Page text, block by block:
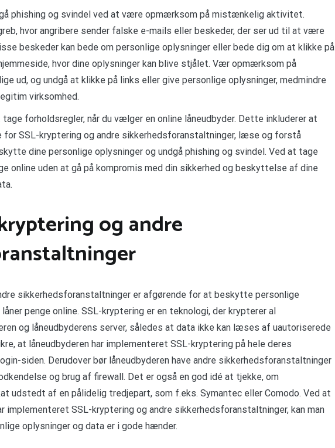
phishing og svindel ved at være opmærksom på mistænkelig aktivitet.
hvor angribere sender falske e-mails eller beskeder, der ser ud til at være
beskeder kan bede om personlige oplysninger eller bede dig om at klikke på
hvor dine oplysninger kan blive stjålet. Vær opmærksom på
ud, og undgå at klikke på links eller give personlige oplysninger, medmindre
virksomhed.
forholdsregler, når du vælger en online låneudbyder. Dette inkluderer at
for SSL-kryptering og andre sikkerhedsforanstaltninger, læse og forstå
dine personlige oplysninger og undgå phishing og svindel. Ved at tage
online uden at gå på kompromis med din sikkerhed og beskyttelse af dine
og andre
sikkerhedsforanstaltninger er afgørende for at beskytte personlige
penge online. SSL-kryptering er en teknologi, der krypterer al
og låneudbyderens server, således at data ikke kan læses af uautoriserede
at låneudbyderen har implementeret SSL-kryptering på hele deres
siden. Derudover bør låneudbyderen have andre sikkerhedsforanstaltninger
og brug af firewall. Det er også en god idé at tjekke, om
udstedt af en pålidelig tredjepart, som f.eks. Symantec eller Comodo. Ved at
implementeret SSL-kryptering og andre sikkerhedsforanstaltninger, kan man
oplysninger og data er i gode hænder.